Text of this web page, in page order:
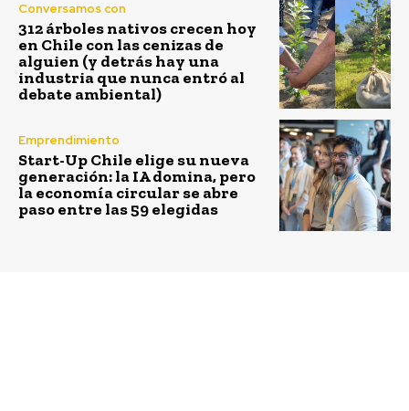
Conversamos con
312 árboles nativos crecen hoy
en Chile con las cenizas de
alguien (y detrás hay una
industria que nunca entró al
debate ambiental)
Emprendimiento
Start-Up Chile elige su nueva
generación: la IA domina, pero
la economía circular se abre
paso entre las 59 elegidas